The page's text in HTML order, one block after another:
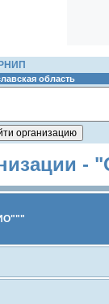
область